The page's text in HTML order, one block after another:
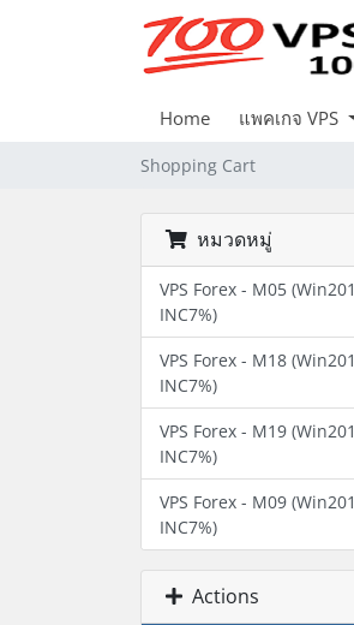
Home แพคเกจ VPS
Shopping Cart
หมวดหมู่
VPS Forex - M05
INC7%)
VPS Forex - M18
INC7%)
VPS Forex - M19
INC7%)
VPS Forex - M09
INC7%)
Actions